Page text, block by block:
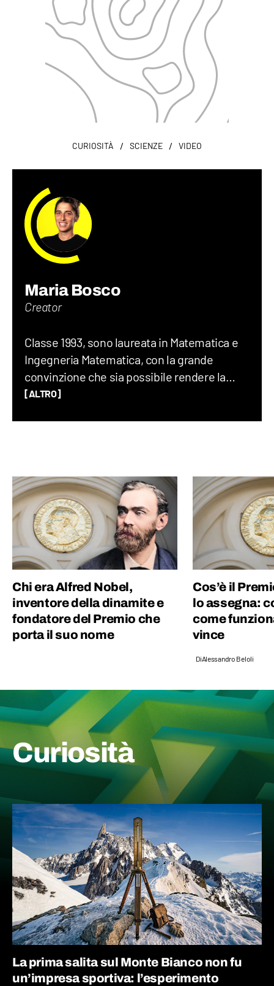
CURIOSITÀ / SCIENZE / VIDEO
Maria Bosco
Creator
Classe 1993, sono laureata in Matematica e
Ingegneria Matematica, con la grande
convinzione che sia possibile rendere la
matematica divertente e comprensibile. Ex-
approdare in Geopop.
[ALTRO]
Chi era Alfred Nobel,
inventore della dinamite e
fondatore del Premio che
porta il suo nome
Cos’è il
lo assegna:
come
vince
DiAlessandro Beloli
Curiosità
La prima salita sul Monte Bianco non fu
un’impresa sportiva: l’esperimento